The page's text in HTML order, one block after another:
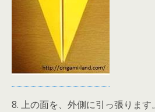
8. 上の面を、外側に引っ張ります。